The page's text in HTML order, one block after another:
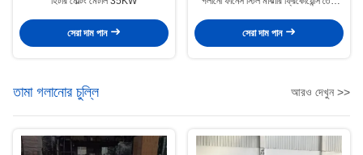
সেরা দাম পান
সেরা দাম পান
তামা গলানোর চুল্লি আরও দেখুন >>